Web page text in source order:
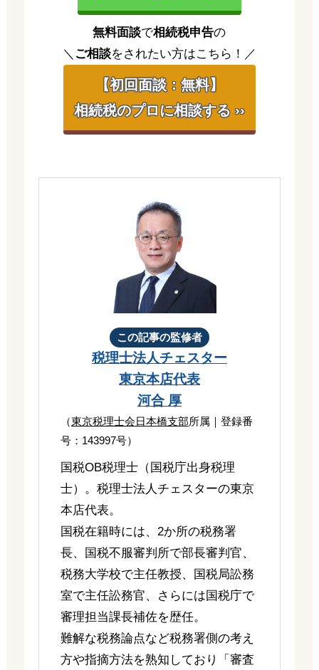
無料面談で相続税申告の
＼ ご相談をされたい方はこちら！／
【初回面談：無料】
相続税のプロに相談する ››
この記事の監修者
税理士法人チェスター
東京本店代表
河合 厚
（東京税理士会日本橋支部所属｜登録番
号：143997号）
国税OB税理士（国税庁出身税理
士）。税理士法人チェスターの東京
本店代表。
国税在籍時には、2か所の税務署
長、国税不服審判所で部長審判官、
税務大学校で主任教授、国税局訟務
室で主任訟務官、さらには国税庁で
審理担当課長補佐を歴任。
難解な税務論点など税務署側の考え
方や指摘方法を熟知しており「審査